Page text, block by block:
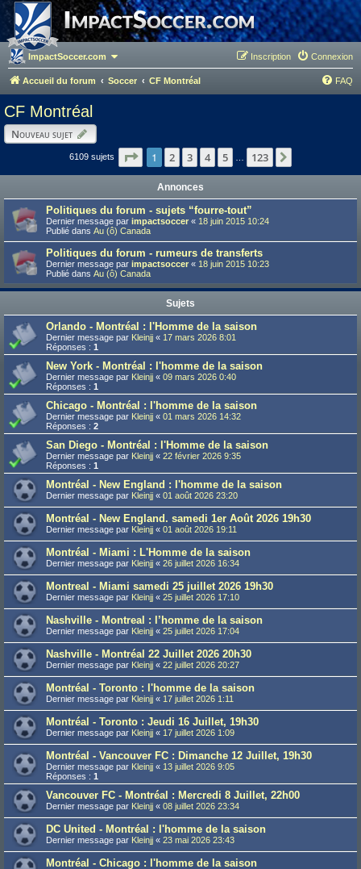
ImpactSoccer.com Connexion
Inscription
Accueil du forum Soccer CF Montréal FAQ
CF Montréal
Nouveau sujet
6109 sujets Page sur 123
1 2 3 4 5 123
Annonces
Politiques du forum - sujets “fourre-tout”
Dernier message par impactsoccer « 18 juin 2015 10:24
Publié dans Au (ô) Canada
Politiques du forum - rumeurs de transferts
Dernier message par impactsoccer « 18 juin 2015 10:23
Publié dans Au (ô) Canada
Sujets
Orlando - Montréal : l'Homme de la saison
Dernier message par Kleinjj « 17 mars 2026 8:01
Réponses : 1
New York - Montréal : l'homme de la saison
Dernier message par Kleinjj « 09 mars 2026 0:40
Réponses : 1
Chicago - Montréal : l'homme de la saison
Dernier message par Kleinjj « 01 mars 2026 14:32
Réponses : 2
San Diego - Montréal : l'Homme de la saison
Dernier message par Kleinjj « 22 février 2026 9:35
Réponses : 1
Montréal - New England : l'homme de la saison
Dernier message par Kleinjj « 01 août 2026 23:20
Montréal - New England. samedi 1er Août 2026 19h30
Dernier message par Kleinjj « 01 août 2026 19:11
Montréal - Miami : L'Homme de la saison
Dernier message par Kleinjj « 26 juillet 2026 16:34
Montreal - Miami samedi 25 juillet 2026 19h30
Dernier message par Kleinjj « 25 juillet 2026 17:10
Nashville - Montreal : l’homme de la saison
Dernier message par Kleinjj « 25 juillet 2026 17:04
Nashville - Montréal 22 Juillet 2026 20h30
Dernier message par Kleinjj « 22 juillet 2026 20:27
Montréal - Toronto : l'homme de la saison
Dernier message par Kleinjj « 17 juillet 2026 1:11
Montréal - Toronto : Jeudi 16 Juillet, 19h30
Dernier message par Kleinjj « 17 juillet 2026 1:09
Montréal - Vancouver FC : Dimanche 12 Juillet, 19h30
Dernier message par Kleinjj « 13 juillet 2026 9:05
Réponses : 1
Vancouver FC - Montréal : Mercredi 8 Juillet, 22h00
Dernier message par Kleinjj « 08 juillet 2026 23:34
DC United - Montréal : l'homme de la saison
Dernier message par Kleinjj « 23 mai 2026 23:43
Montréal - Chicago : l'homme de la saison